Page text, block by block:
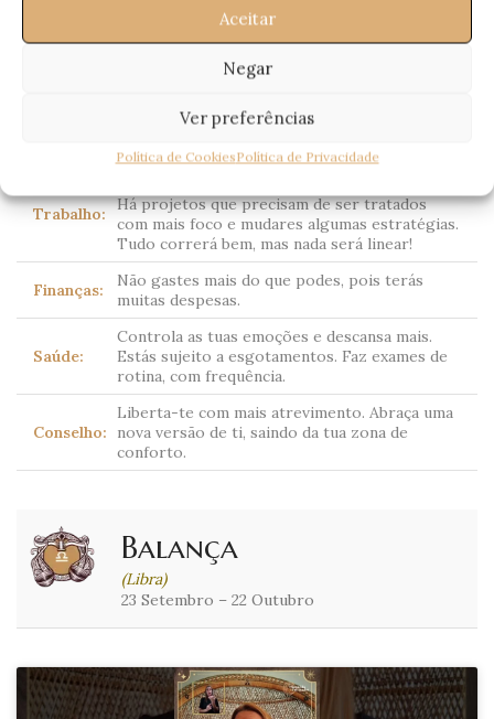
Aceitar
Negar
Ver preferências
Política de CookiesPolítica de Privacidade
superadas. Não remes contra a maré e foca-te
em ti. Estarás muito determinado em te
No Verão há uma revelação que te vai deixar
indeciso. Essa decisão será fundamental para
que termines 2025 muito feliz.
Trabalho: Há projetos que precisam de ser tratados
com mais foco e mudares algumas estratégias.
Tudo correrá bem, mas nada será linear!
Finanças:
Não gastes mais do que podes, pois terás
muitas despesas.
Saúde:
Controla as tuas emoções e descansa mais.
Estás sujeito a esgotamentos. Faz exames de
rotina, com frequência.
Conselho:
Liberta-te com mais atrevimento. Abraça uma
nova versão de ti, saindo da tua zona de
conforto.
Balança
(Libra)
23 Setembro – 22 Outubro